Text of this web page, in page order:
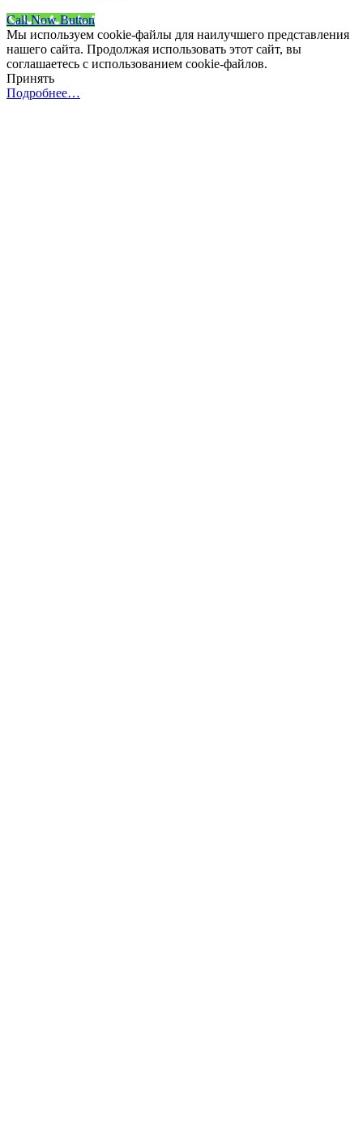
Call Now Button
Мы используем cookie-файлы для наилучшего представления
нашего сайта. Продолжая использовать этот сайт, вы
соглашаетесь с использованием cookie-файлов.
Принять
Подробнее…